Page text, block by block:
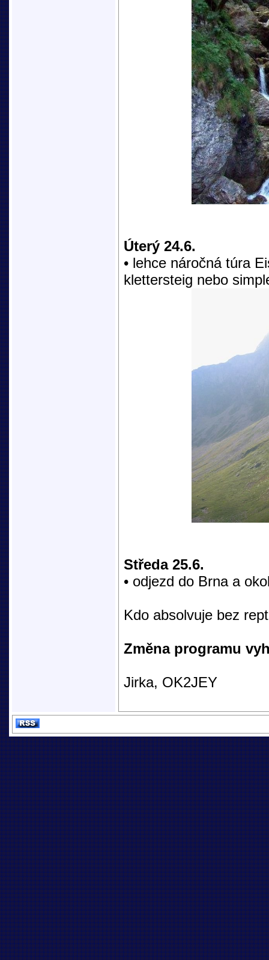
Úterý 24.6.
• lehce náročná túra
klettersteig nebo
Středa 25.6.
• odjezd do Brna a
Kdo absolvuje bez
Změna programu
Jirka, OK2JEY